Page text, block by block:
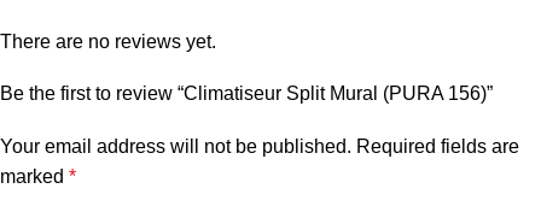
There are no reviews yet.
Be the first to review “Climatiseur Split Mural (PURA 156)”
Your email address will not be published. Required fields are
marked *